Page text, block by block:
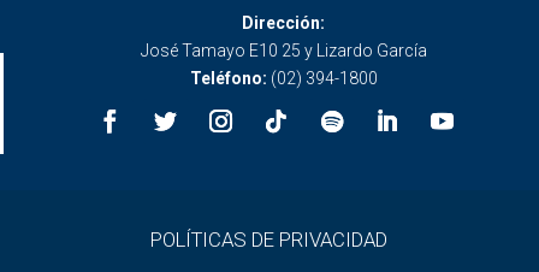
Dirección:
José Tamayo E10 25 y Lizardo García
Teléfono: (02) 394-1800
POLÍTICAS DE PRIVACIDAD